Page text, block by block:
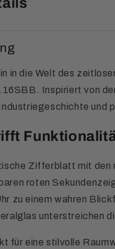
in die Welt des
Inspiriert von
und
Zifferblatt mit den
roten
zu einem wahren
unterstreichen
für eine stilvolle